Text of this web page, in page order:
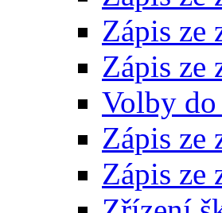
Zápis ze
Zápis ze
Volby
Zápis ze
Zápis ze